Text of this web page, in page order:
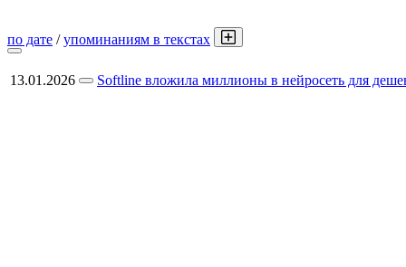
по дате /упоминаниям в текстах
13.01.2026 Softline вложила миллионы в нейросеть для